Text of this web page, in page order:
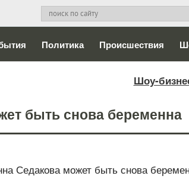
Политика Происшествия
Шоу-
быть снова беременна